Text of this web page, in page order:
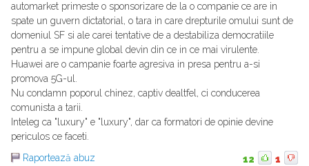
automarket primeste o sponsorizare de la o companie ce are in
spate un guvern dictatorial, o tara in care drepturile omului sunt de
domeniul SF si ale carei tentative de a destabiliza democratiile
pentru a se impune global devin din ce in ce mai virulente.
Huawei are o campanie foarte agresiva in presa pentru a-si
promova 5G-ul.
Nu condamn poporul chinez, captiv dealtfel, ci conducerea
comunista a tarii.
Inteleg ca "luxury" e "luxury", dar ca formatori de opinie devine
periculos ce faceti.
Raportează abuz
12 1